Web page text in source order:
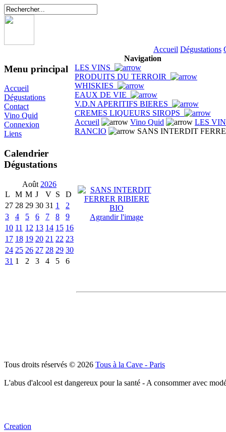
Accueil Dégustations
Menu principal
Accueil
Dégustations
Contact
Vino Quid
Connexion
Liens
Calendrier
Dégustations
Août 2026
L
M M J V S
D
27 28 29 30 31 1
2
3
4 5 6 7 8
9
10 11 12 13 14 15 16
17 18 19 20 21 22 23
24 25 26 27 28 29 30
31 1 2 3 4 5 6
Navigation
LES VINS
PRODUITS DU TERROIR
WHISKIES
EAUX DE VIE
V.D.N APERITIFS BIERES
CREMES LIQUEURS SIROPS
Accueil
Vino Quid
LES
RANCIO
SANS INTERDIT
Agrandir l'image
Tous droits réservés © 2026 Tous à la Cave - Paris
L'abus d'alcool est dangereux pour la santé - A consommer avec
Creation